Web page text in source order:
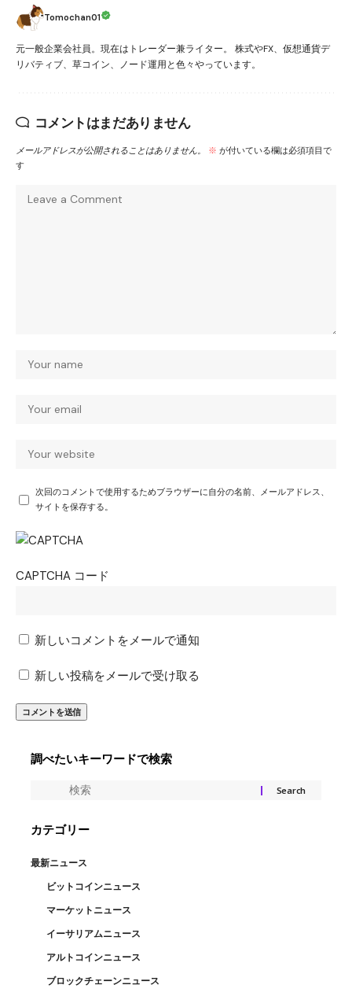
Tomochan01
元一般企業会社員。現在はトレーダー兼ライター。 株式やFX、仮想通貨デ
リバティブ、草コイン、ノード運用と色々やっています。
コメントはまだありません
メールアドレスが公開されることはありません。 ※ が付いている欄は必須項目で
す
次回のコメントで使用するためブラウザーに自分の名前、メールアドレス、
サイトを保存する。
CAPTCHA コード
新しいコメントをメールで通知
新しい投稿をメールで受け取る
調べたいキーワードで検索
カテゴリー
最新ニュース
ビットコインニュース
マーケットニュース
イーサリアムニュース
アルトコインニュース
ブロックチェーンニュース